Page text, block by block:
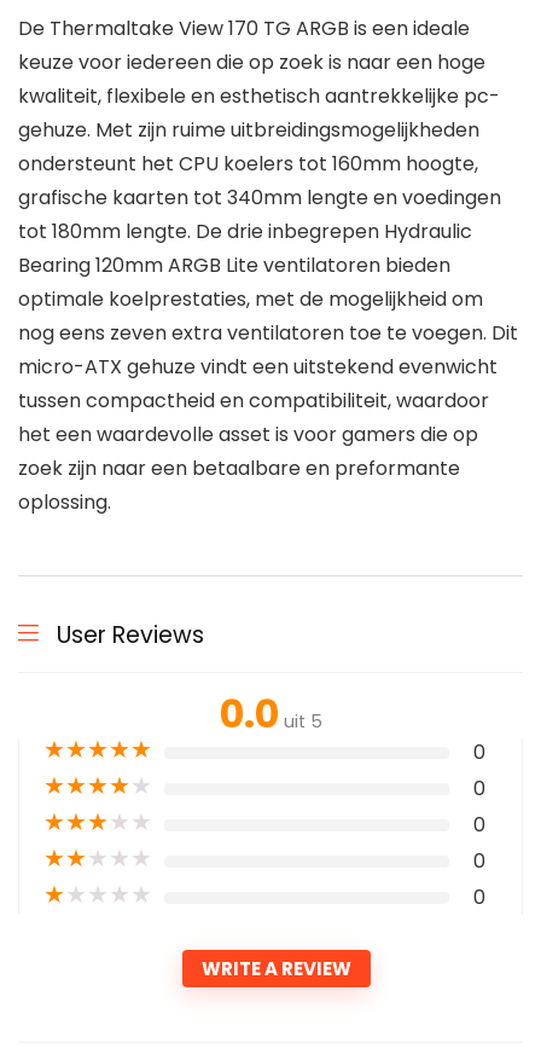
De Thermaltake View 170 TG ARGB is een ideale
keuze voor iedereen die op zoek is naar een hoge
kwaliteit, flexibele en esthetisch aantrekkelijke pc-
gehuze. Met zijn ruime uitbreidingsmogelijkheden
ondersteunt het CPU koelers tot 160mm hoogte,
grafische kaarten tot 340mm lengte en voedingen
tot 180mm lengte. De drie inbegrepen Hydraulic
Bearing 120mm ARGB Lite ventilatoren bieden
optimale koelprestaties, met de mogelijkheid om
nog eens zeven extra ventilatoren toe te voegen. Dit
micro-ATX gehuze vindt een uitstekend evenwicht
tussen compactheid en compatibiliteit, waardoor
het een waardevolle asset is voor gamers die op
zoek zijn naar een betaalbare en preformante
oplossing.
User Reviews
0.0 uit 5
★★★★★ 0
★★★★★ 0
★★★★★ 0
★★★★★ 0
★★★★★ 0
WRITE A REVIEW